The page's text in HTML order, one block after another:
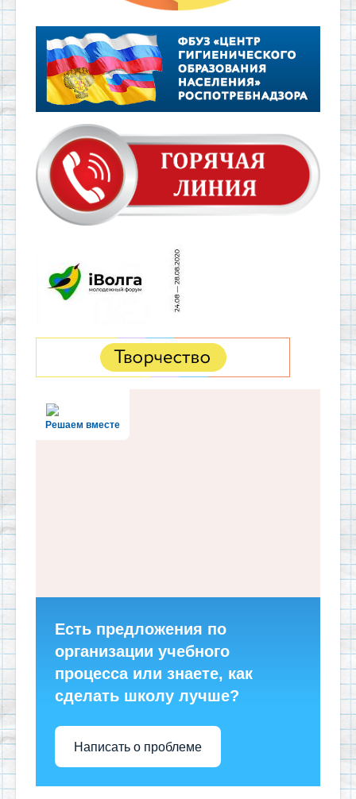
Решаем вместе
Есть предложения по
организации учебного
процесса или знаете, как
сделать школу лучше?
Написать о проблеме